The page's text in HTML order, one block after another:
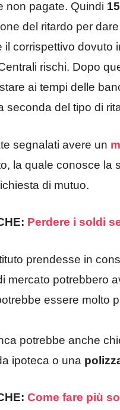
non pagate. Quindi
del ritardo per dare
il corrispettivo dovuto
rischi. Dopo
ai tempi delle
seconda del tipo di
segnalati avere un
la quale conosce la
di mutuo.
Perdere i soldi
prendesse in
mercato potrebbero
essere molto
potrebbe anche
ipoteca o una
Come fare più